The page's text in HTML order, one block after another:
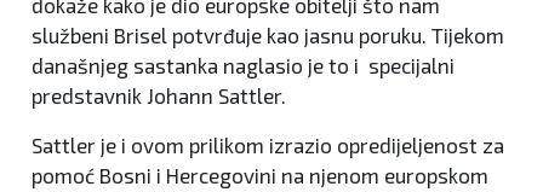
dokaže kako je dio europske obitelji što nam
službeni Brisel potvrđuje kao jasnu poruku. Tijekom
današnjeg sastanka naglasio je to i specijalni
predstavnik Johann Sattler.
Sattler je i ovom prilikom izrazio opredijeljenost za
pomoć Bosni i Hercegovini na njenom europskom